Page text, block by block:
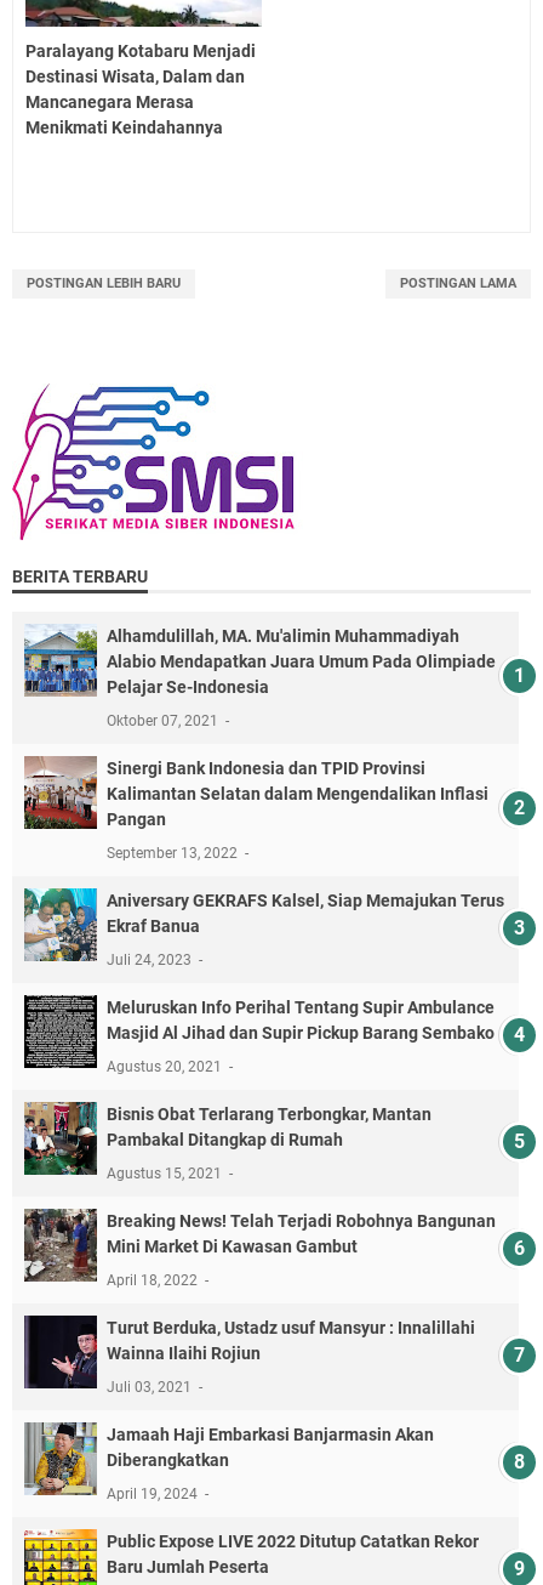
Paralayang Kotabaru Menjadi
Destinasi Wisata, Dalam dan
Mancanegara Merasa
Menikmati Keindahannya
POSTINGAN LEBIH BARU POSTINGAN LAMA
BERITA TERBARU
Alhamdulillah, MA. Mu'alimin Muhammadiyah
Alabio Mendapatkan Juara Umum Pada Olimpiade
Pelajar Se-Indonesia
Oktober 07, 2021
Sinergi Bank Indonesia dan TPID Provinsi
Kalimantan Selatan dalam Mengendalikan Inflasi
Pangan
September 13, 2022
Aniversary GEKRAFS Kalsel, Siap Memajukan Terus
Ekraf Banua
Juli 24, 2023
Meluruskan Info Perihal Tentang Supir Ambulance
Masjid Al Jihad dan Supir Pickup Barang Sembako
Agustus 20, 2021
Bisnis Obat Terlarang Terbongkar, Mantan
Pambakal Ditangkap di Rumah
Agustus 15, 2021
Breaking News! Telah Terjadi Robohnya Bangunan
Mini Market Di Kawasan Gambut
April 18, 2022
Turut Berduka, Ustadz usuf Mansyur : Innalillahi
Wainna Ilaihi Rojiun
Juli 03, 2021
Jamaah Haji Embarkasi Banjarmasin Akan
Diberangkatkan
April 19, 2024
Public Expose LIVE 2022 Ditutup Catatkan Rekor
Baru Jumlah Peserta